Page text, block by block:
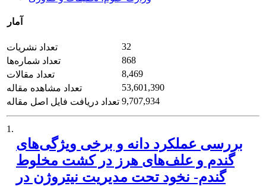
آمار
تعداد نشریات
32
تعداد شماره‌ها
868
تعداد مقالات
8,469
تعداد مشاهده مقاله
53,601,390
تعداد دریافت فایل اصل مقاله 9,707,934
1.
بررسی عملکرد دانه و برخی ویژگی‌های
گندم و علف‌های هرز در کشت مخلوط
گندم- نخود تحت مدیریت نیتروژن در